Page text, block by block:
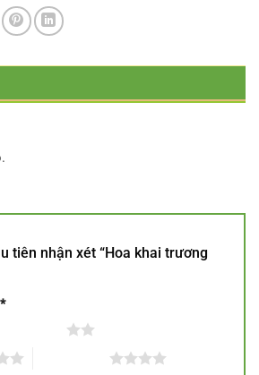
tiên nhận xét “Hoa khai trương
*